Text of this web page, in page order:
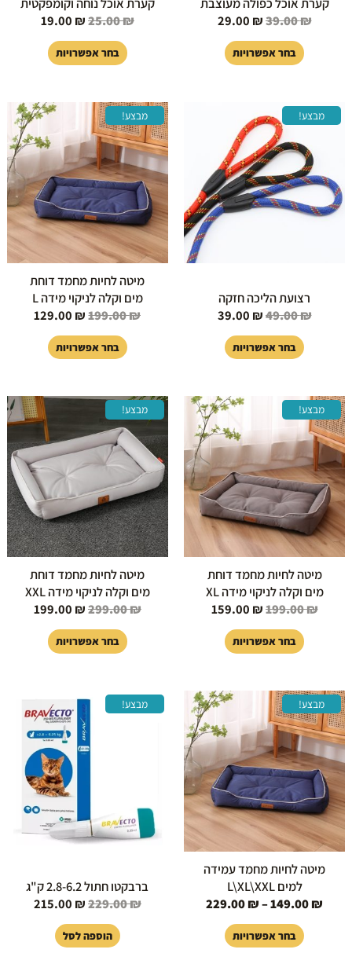
39.00₪
29.00 ₪
בחר אפשרויות
המוצר
25.00₪
19.00 ₪
בחר אפשרויות
המוצר
מבצע!
רצועת הליכה חזקה
49.00₪
המקורי
היה:
49.00 ₪.
39.00 ₪
בחר אפשרויות
זה
יש
מספר
סוגים.
ניתן
לבחור
מבצע!
מיטה לחיות מחמד דוחת
מים וקלה לניקוי מידה L
199.00₪
המחיר
היה:
199.00 ₪.
129.00 ₪
המחיר
הנוכחי
הוא:
₪.
בחר אפשרויות
יש
מספר
סוגים.
ניתן
לבחור
את
האפשרויות
בעמוד
המוצר
מבצע!
מיטה לחיות מחמד דוחת
מים וקלה לניקוי מידה XL
199.00₪
המחיר
היה:
199.00 ₪.
159.00 ₪
המחיר
הנוכחי
הוא:
159.00 ₪.
בחר אפשרויות
למוצר
מספר
סוגים.
ניתן
לבחור
את
האפשרויות
בעמוד
המוצר
מבצע!
מיטה לחיות מחמד דוחת
מים וקלה לניקוי מידה XXL
299.00₪
המחיר
המקורי
היה:
299.00 ₪.
199.00 ₪
המחיר
הנוכחי
₪.
בחר אפשרויות
יש
מספר
סוגים.
ניתן
לבחור
את
האפשרויות
בעמוד
המוצר
מבצע!
מיטה לחיות מחמד עמידה
למים L\XL\XXL
149.00₪
–
229.00₪
טווח
מחירים:
עד
⁦229.00 ₪⁩
בחר אפשרויות
יש
מספר
סוגים.
ניתן
לבחור
את
האפשרויות
בעמוד
המוצר
מבצע!
ברבקטו חתול 2.8-6.2 ק"ג
229.00₪
המחיר
המקורי
היה:
229.00 ₪.
215.00 ₪
הנוכחי
הוא:
הוספה לסל